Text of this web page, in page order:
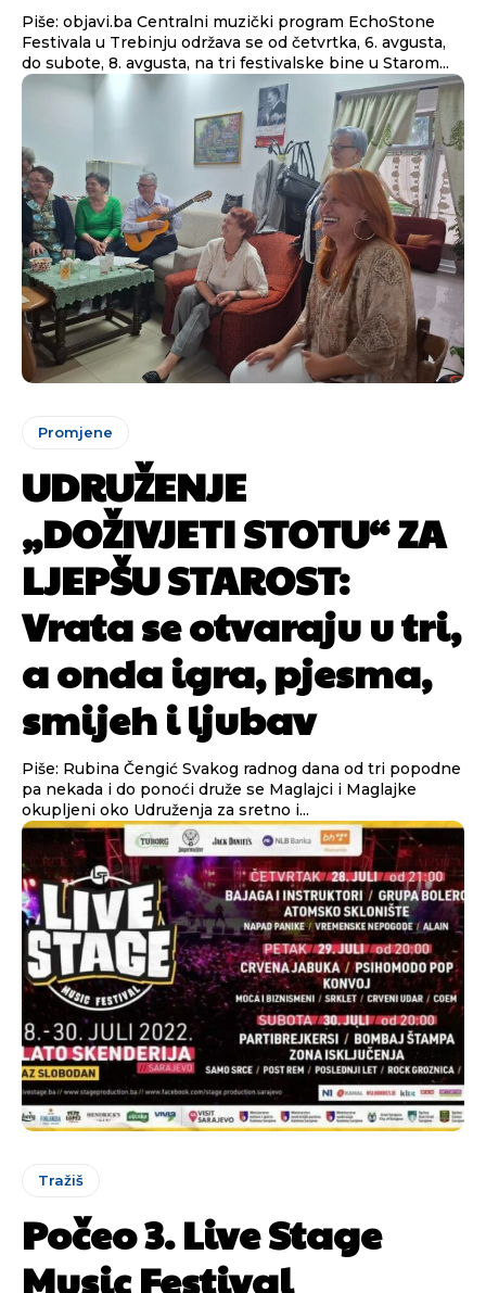
Piše: objavi.ba Centralni muzički program EchoStone
Festivala u Trebinju održava se od četvrtka, 6. avgusta,
do subote, 8. avgusta, na tri festivalske bine u Starom...
Promjene
UDRUŽENJE
„DOŽIVJETI STOTU“ ZA
LJEPŠU STAROST:
Vrata se otvaraju u tri,
a onda igra, pjesma,
smijeh i ljubav
Piše: Rubina Čengić Svakog radnog dana od tri popodne
pa nekada i do ponoći druže se Maglajci i Maglajke
okupljeni oko Udruženja za sretno i...
Tražiš
Počeo 3. Live Stage
Music Festival